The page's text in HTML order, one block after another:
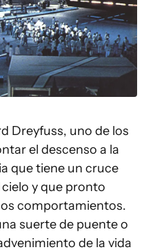
Dreyfuss, uno de los
el descenso a la
que tiene un cruce
y que pronto
comportamientos.
suerte de puente o
de la vida